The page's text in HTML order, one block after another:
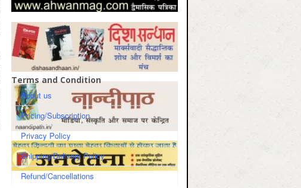
Terms and Condition
About us
Pricing/Subscription
Privacy Policy
Shipping/Delivery Policy
Refund/Cancellations